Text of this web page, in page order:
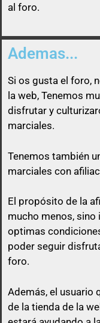
al foro.
Ademas...
Si os gusta el foro,
la web, Tenemos
disfrutar y
marciales.
Tenemos también
marciales con
El propósito de la
mucho menos, sino
optimas
poder seguir
foro.
Además, el usuario
de la tienda de la